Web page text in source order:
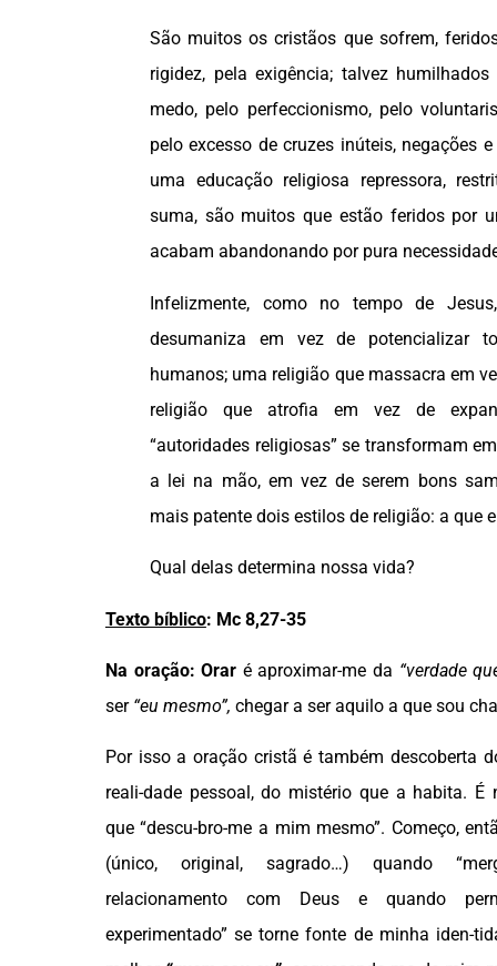
São muitos os cristãos que sofrem,
rigidez, pela exigência; talvez
medo, pelo perfeccionismo, pelo
pelo excesso de cruzes inúteis, negações
uma educação religiosa repressora,
suma, são muitos que estão feridos por
acabam abandonando por pura
Infelizmente, como no tempo de
desumaniza em vez de potencializar
humanos; uma religião que massacra em
religião que atrofia em vez de
“autoridades religiosas” se transformam
a lei na mão, em vez de serem bons
mais patente dois estilos de religião: a que
Qual delas determina nossa vida?
Texto bíblico: Mc 8,27-35
Na oração: Orar é aproximar-me da “verdade
ser “eu mesmo”, chegar a ser aquilo a que sou
Por isso a oração cristã é também descoberta
reali-dade pessoal, do mistério que a habita. É
que “descu-bro-me a mim mesmo”. Começo,
(único, original, sagrado…) quando
relacionamento com Deus e quando
experimentado” se torne fonte de minha iden-